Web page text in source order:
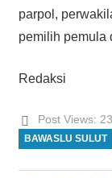
parpol,
pemilih pemula
Redaksi
Post Views:
BAWASLU SULUT